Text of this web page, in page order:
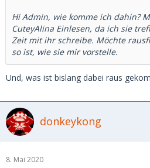
Hi Admin, wie komme ich dahin?
CuteyAlina Einlesen, da ich sie
Zeit mit ihr schreibe. Möchte
so ist, wie sie mir vorstelle.
Und, was ist bislang dabei raus
donkeykong
8. Mai 2020